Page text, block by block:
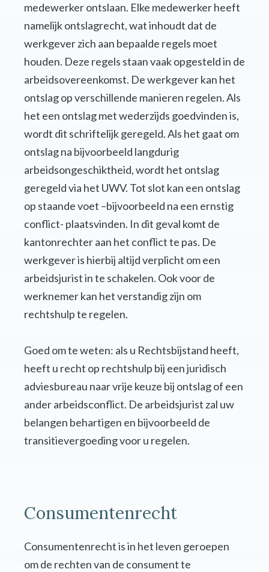
medewerker ontslaan. Elke medewerker heeft
namelijk ontslagrecht, wat inhoudt dat de
werkgever zich aan bepaalde regels moet
houden. Deze regels staan vaak opgesteld in de
arbeidsovereenkomst. De werkgever kan het
ontslag op verschillende manieren regelen. Als
het een ontslag met wederzijds goedvinden is,
wordt dit schriftelijk geregeld. Als het gaat om
ontslag na bijvoorbeeld langdurig
arbeidsongeschiktheid, wordt het ontslag
geregeld via het UWV. Tot slot kan een ontslag
op staande voet –bijvoorbeeld na een ernstig
conflict- plaatsvinden. In dit geval komt de
kantonrechter aan het conflict te pas. De
werkgever is hierbij altijd verplicht om een
arbeidsjurist in te schakelen. Ook voor de
werknemer kan het verstandig zijn om
rechtshulp te regelen.
Goed om te weten: als u Rechtsbijstand heeft,
heeft u recht op rechtshulp bij een juridisch
adviesbureau naar vrije keuze bij ontslag of een
ander arbeidsconflict. De arbeidsjurist zal uw
belangen behartigen en bijvoorbeeld de
transitievergoeding voor u regelen.
Consumentenrecht
Consumentenrecht is in het leven geroepen
om de rechten van de consument te